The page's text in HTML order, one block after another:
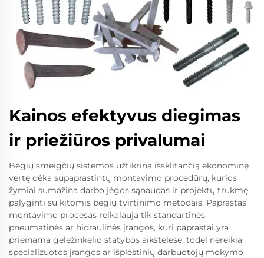
Kainos efektyvus diegimas
ir priežiūros privalumai
Bėgių smeigčių sistemos užtikrina išsklitančią ekonominę
vertę dėka supaprastintų montavimo procedūrų, kurios
žymiai sumažina darbo jėgos sąnaudas ir projektų trukmę
palyginti su kitomis bėgių tvirtinimo metodais. Paprastas
montavimo procesas reikalauja tik standartinės
pneumatinės ar hidraulinės įrangos, kuri paprastai yra
prieinama geležinkelio statybos aikštelėse, todėl nereikia
specializuotos įrangos ar išplėstinių darbuotojų mokymo